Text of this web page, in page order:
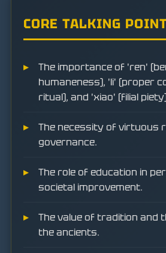
CORE TALKING
The importance of 'ren'
humaneness), 'li' (proper
ritual), and 'xiao' (filial
The necessity of virtuous
governance.
The role of education in
societal improvement.
The value of tradition and
the ancients.